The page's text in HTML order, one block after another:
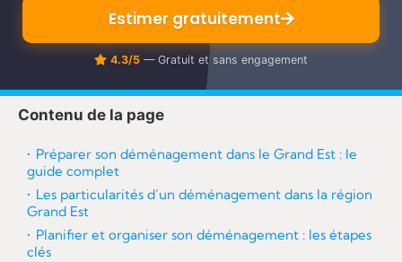
Estimer gratuitement
4.3/5 — Gratuit et sans engagement
Contenu de la page
Préparer son déménagement dans le Grand Est : le
guide complet
Les particularités d’un déménagement dans la région
Grand Est
Planifier et organiser son déménagement : les étapes
clés